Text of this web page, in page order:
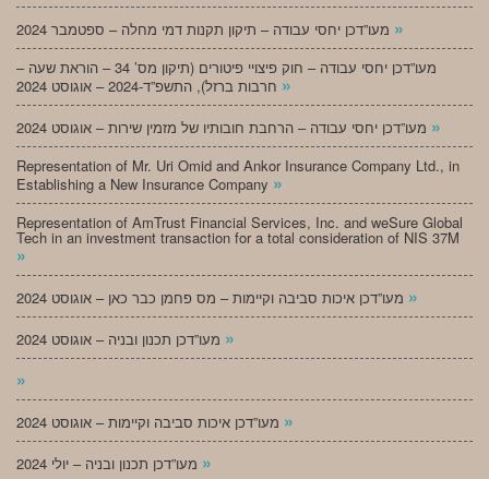
»
מעו”דכן יחסי עבודה – חוק פיצויי פיטורים (תיקון מס’ 34 – הוראת שעה –
»
»
Representation of Mr. Uri Omid and Ankor Insurance Company Ltd., in
Establishing a New Insurance Company »
Representation of AmTrust Financial Services, Inc. and weSure Global
Tech in an investment transaction for a total consideration of NIS 37M
»
»
»
»
»
»